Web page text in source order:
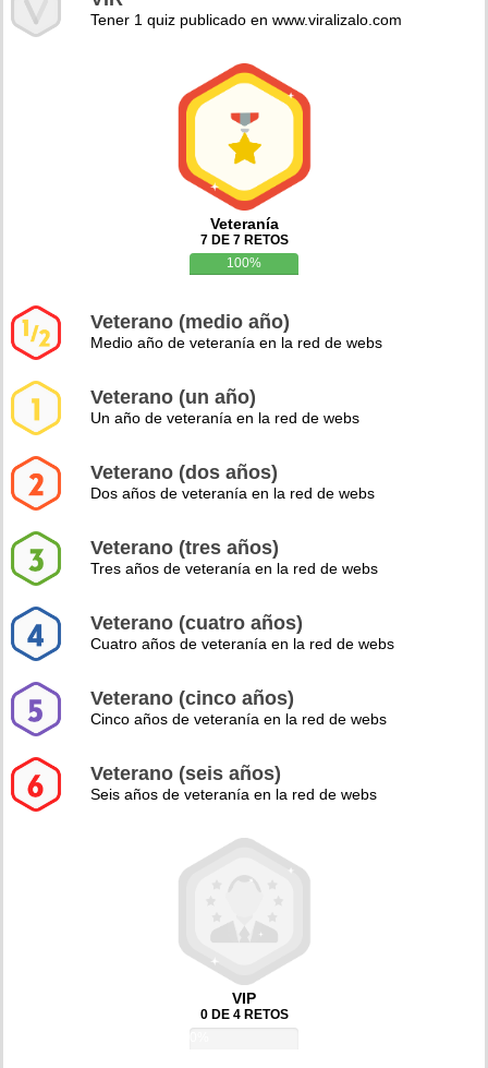
Tener 1 quiz publicado en www.viralizalo.com
Veteranía
7 DE 7 RETOS
100%
Veterano (medio año)
Medio año de veteranía en la red de webs
Veterano (un año)
Un año de veteranía en la red de webs
Veterano (dos años)
Dos años de veteranía en la red de webs
Veterano (tres años)
Tres años de veteranía en la red de webs
Veterano (cuatro años)
Cuatro años de veteranía en la red de webs
Veterano (cinco años)
Cinco años de veteranía en la red de webs
Veterano (seis años)
Seis años de veteranía en la red de webs
VIP
0 DE 4 RETOS